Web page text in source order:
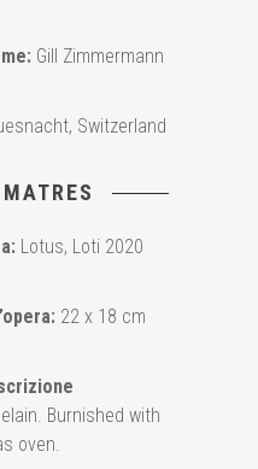
Gill Zimmermann
Switzerland
Lotus, Loti 2020
22 x 18 cm
Burnished with
oven.